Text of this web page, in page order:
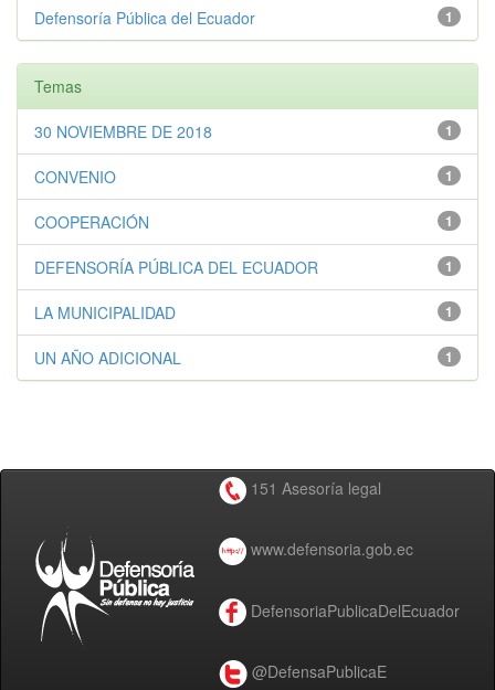
1
Defensoría Pública del Ecuador
Temas
1
30 NOVIEMBRE DE 2018
1
CONVENIO
1
COOPERACIÓN
1
DEFENSORÍA PÚBLICA DEL ECUADOR
1
LA MUNICIPALIDAD
1
UN AÑO ADICIONAL
151 Asesoría legal
www.defensoria.gob.ec
DefensoriaPublicaDelEcuador
@DefensaPublicaE